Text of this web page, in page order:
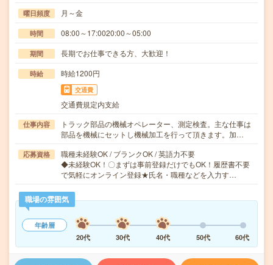
曜日頻度 月～金
時間 08:00～17:0020:00～05:00
期間 長期でお仕事できる方、大歓迎！
時給 時給1200円
交通費
交通費規定内支給
仕事内容
トラック部品の機械オペレーター、測定検査。主な仕事は
部品を機械にセットし機械加工を行って頂きます。加…
応募資格
職種未経験OK / ブランクOK / 英語力不要
◆未経験OK！〇まずは事前登録だけでもOK！履歴書不要
で気軽にオンライン登録★氏名・職種などを入力す…
職場の雰囲気
年齢層
20代
30代 40代 50代 60代